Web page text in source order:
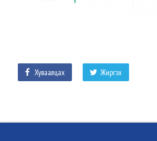
Жиргэх
Хуваалцах